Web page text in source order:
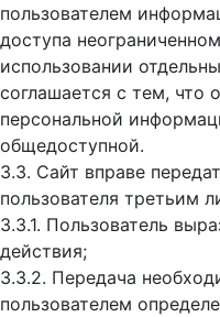
пользователем
доступа
использовании
соглашается с тем, что
персональной
общедоступной.
3.3. Сайт вправе
пользователя третьим
3.3.1. Пользователь
действия;
3.3.2. Передача
пользователем